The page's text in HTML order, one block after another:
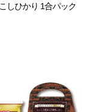
しひかり 1合パック